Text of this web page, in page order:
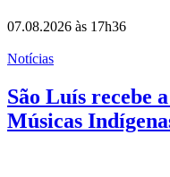
07.08.2026 às 17h36
Notícias
São Luís recebe
Músicas